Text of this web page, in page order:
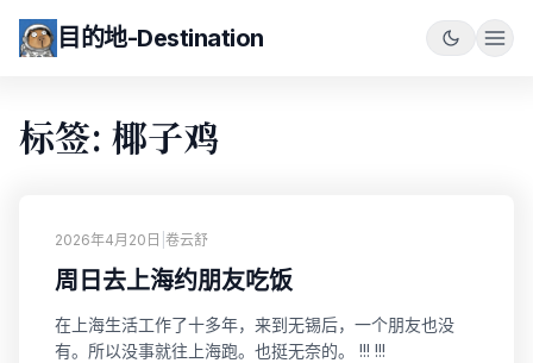
目的地-Destination
标签: 椰子鸡
2026年4月20日 卷云舒
周日去上海约朋友吃饭
在上海生活工作了十多年，来到无锡后，一个朋友也没
有。所以没事就往上海跑。也挺无奈的。 !!! !!!